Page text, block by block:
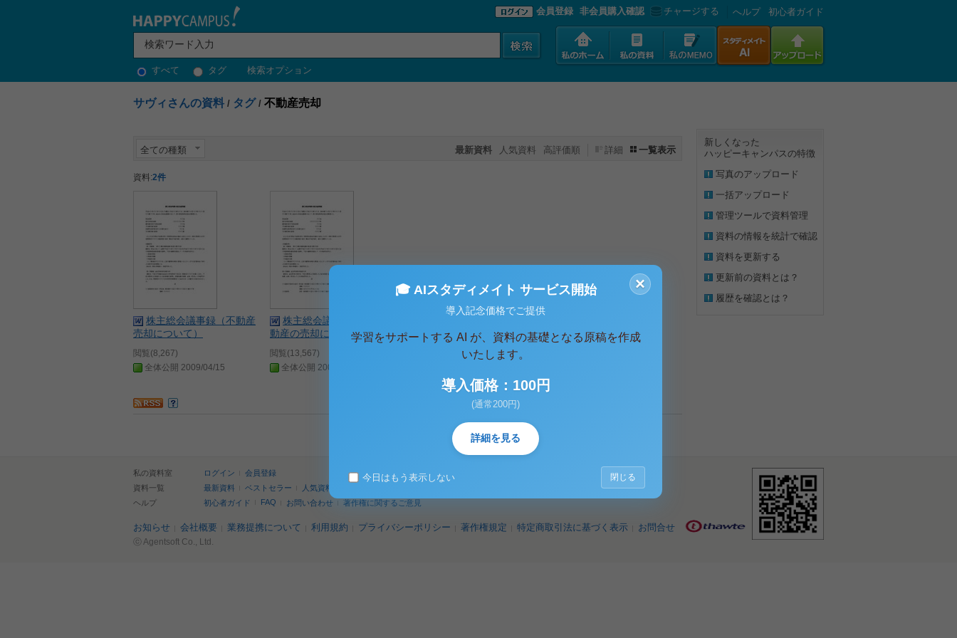
すべて タグ 検索オプション
会員登録 非会員購入確認 チャージする へルプ 初心者ガイド
サヴィさんの資料 / タグ / 不動産売却
全ての種類 最新資料 人気資料 高評価順 詳細 一覧表示
資料:2件
株主総会議事録（不動産
売却について）
閲覧(8,267)
全体公開 2009/04/15
株主総会議事録（所有不
動産の売却について）
閲覧(13,567)
全体公開 2009/04/15
新しくなった
ハッピーキャンパスの特徴
写真のアップロード
一括アップロード
管理ツールで資料管理
資料の情報を統計で確認
資料を更新する
更新前の資料とは？
履歴を確認とは？
私の資料室 ログイン
会員登録
資料一覧
最新資料 ベストセラー 人気資料
ヘルプ
初心者ガイド FAQ お問い合わせ 著作権に関するご意見
お知らせ 会社概要 業務提携について 利用規約 プライバシーポリシー 著作権規定 特定商取引法に基づく表示 お問合せ
ⓒ Agentsoft Co., Ltd.
×
🎓 AIスタディメイト サービス開始
導入記念価格でご提供
学習をサポートする AI が、資料の基礎となる原稿を作成
いたします。
導入価格：100円
(通常200円)
詳細を見る
今日はもう表示しない 閉じる